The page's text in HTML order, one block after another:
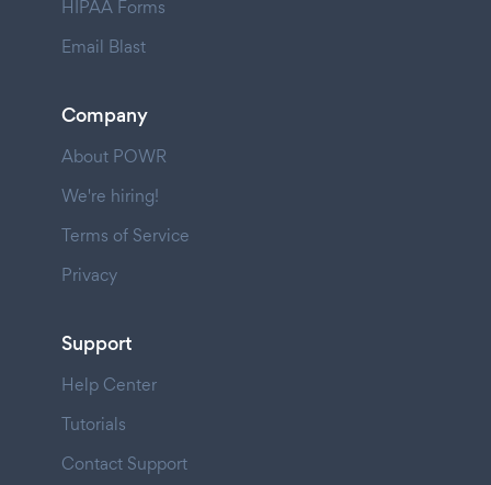
HIPAA Forms
Email Blast
Company
About POWR
We're hiring!
Terms of Service
Privacy
Support
Help Center
Tutorials
Contact Support